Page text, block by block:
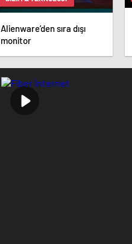
Alienware’den sıra dışı
monitor